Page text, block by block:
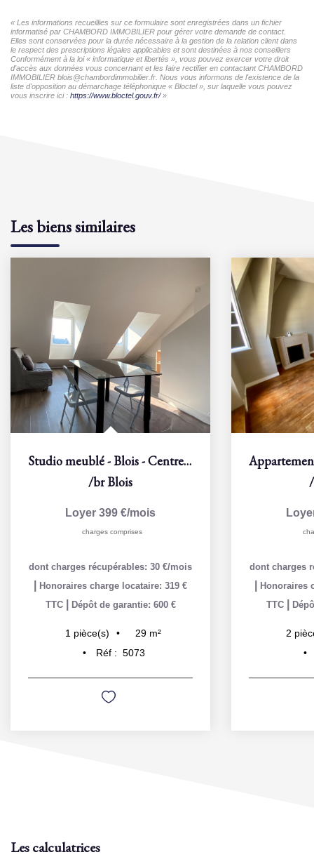
« Les informations recueillies sur ce formulaire sont enregistrées dans un fichier
informatisé par CHAMBORD IMMOBILIER pour gérer votre demande de contact.
Elles sont conservées pour la durée nécessaire à la gestion de la relation client dans
le respect des prescriptions légales applicables et sont destinées à nos conseillers
Conformément à la loi « informatique et libertés », vous pouvez exercer votre droit
d'accès aux données vous concernant et les faire rectifier en contactant CHAMBORD
IMMOBILIER blois@chambordimmobilier.fr. Nous vous informons de l'existence de la
liste d'opposition au démarchage téléphonique « Bloctel », sur laquelle vous pouvez
vous inscrire ici : https://www.bloctel.gouv.fr/»
Les biens similaires
Studio meublé - Blois - Centre-ville
/brBlois
Loyer 399 €/mois
charges comprises
dont charges récupérables: 30 €/mois
Honoraires charge locataire: 319 €
TTC
Dépôt de garantie: 600 €
1 pièce(s) 29 m²
Réf : 5073
dont charges
Honoraires
TTC
2
Les calculatrices